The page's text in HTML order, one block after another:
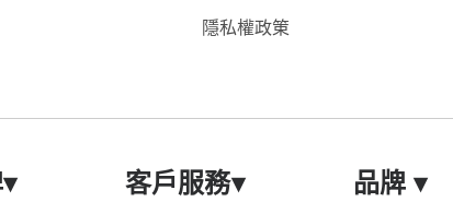
隱私權政䇿
▾ 客戶服務▾ 品牌 ▾